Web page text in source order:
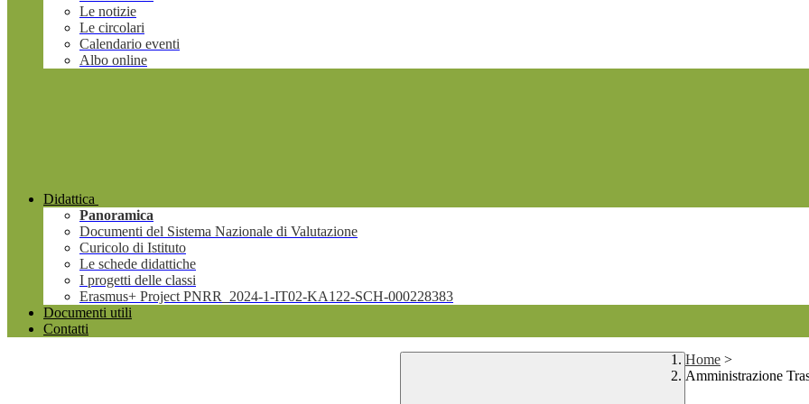
Le notizie
Le circolari
Calendario eventi
Albo online
Didattica
Panoramica
Documenti del Sistema Nazionale di Valutazione
Curicolo di Istituto
Le schede didattiche
I progetti delle classi
Erasmus+ Project PNRR_2024-1-IT02-KA122-SCH-000228383
Documenti utili
Contatti
Home >
Amministrazione